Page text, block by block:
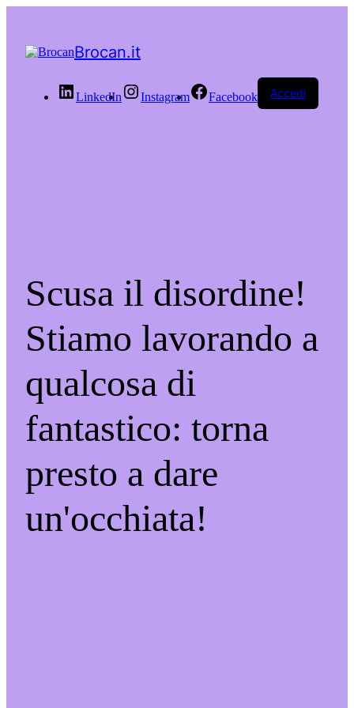
Brocan.it
LinkedIn Instagram Facebook Accedi
Scusa il disordine!
Stiamo lavorando a
qualcosa di
fantastico: torna
presto a dare
un'occhiata!